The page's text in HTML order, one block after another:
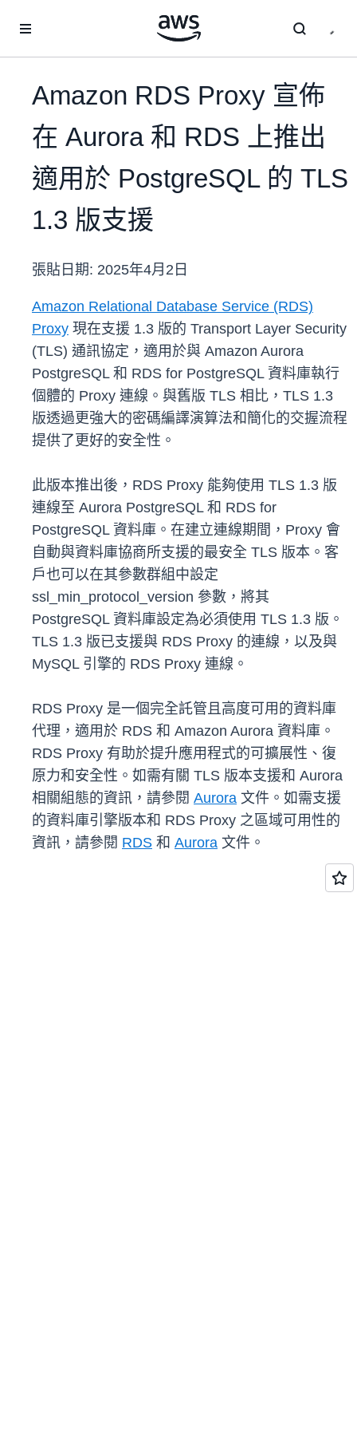
Amazon RDS Proxy 宣佈
在 Aurora 和 RDS 上推出
適用於 PostgreSQL 的 TLS
1.3 版支援
張貼日期: 2025年4月2日
Amazon Relational Database Service (RDS)
Proxy 現在支援 1.3 版的 Transport Layer Security
(TLS) 通訊協定，適用於與 Amazon Aurora
PostgreSQL 和 RDS for PostgreSQL 資料庫執行
個體的 Proxy 連線。與舊版 TLS 相比，TLS 1.3
版透過更強大的密碼編譯演算法和簡化的交握流程
提供了更好的安全性。
此版本推出後，RDS Proxy 能夠使用 TLS 1.3 版
連線至 Aurora PostgreSQL 和 RDS for
PostgreSQL 資料庫。在建立連線期間，Proxy 會
自動與資料庫協商所支援的最安全 TLS 版本。客
戶也可以在其參數群組中設定
ssl_min_protocol_version 參數，將其
PostgreSQL 資料庫設定為必須使用 TLS 1.3 版。
TLS 1.3 版已支援與 RDS Proxy 的連線，以及與
MySQL 引擎的 RDS Proxy 連線。
RDS Proxy 是一個完全託管且高度可用的資料庫
代理，適用於 RDS 和 Amazon Aurora 資料庫。
RDS Proxy 有助於提升應用程式的可擴展性、復
原力和安全性。如需有關 TLS 版本支援和 Aurora
相關組態的資訊，請參閱 Aurora 文件。如需支援
的資料庫引擎版本和 RDS Proxy 之區域可用性的
資訊，請參閱 RDS 和 Aurora 文件。